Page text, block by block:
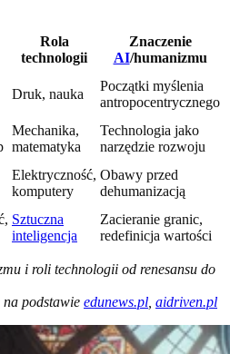
Rola
technologii
Znaczenie
AI/humanizmu
Druk, nauka
Początki myślenia
antropocentrycznego
Mechanika,
matematyka
Technologia jako
narzędzie rozwoju
Elektryczność,
komputery
Obawy przed
dehumanizacją
Sztuczna
inteligencja
Zacieranie granic,
redefinicja wartości
i roli technologii od renesansu do
na podstawie edunews.pl aidriven.pl